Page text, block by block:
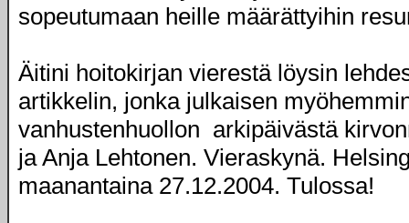
sopeutumaan heille määrättyihin
Äitini hoitokirjan vierestä löysin
artikkelin, jonka julkaisen
vanhustenhuollon arkipäivästä
ja Anja Lehtonen. Vieraskynä.
maanantaina 27.12.2004. Tulossa!